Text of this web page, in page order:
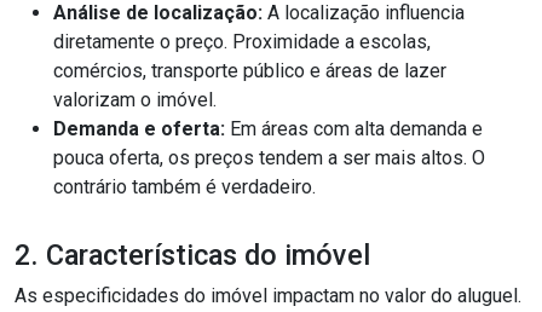
Análise de localização: A localização influencia
diretamente o preço. Proximidade a escolas,
comércios, transporte público e áreas de lazer
valorizam o imóvel.
Demanda e oferta: Em áreas com alta demanda e
pouca oferta, os preços tendem a ser mais altos. O
contrário também é verdadeiro.
2. Características do imóvel
As especificidades do imóvel impactam no valor do aluguel.